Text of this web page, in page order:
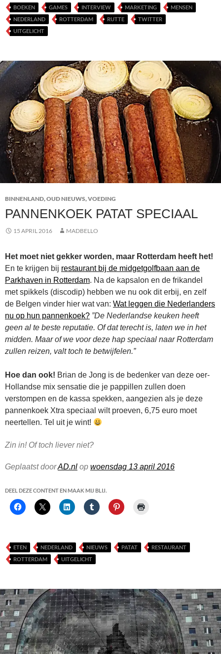
BOEKEN GAMES INTERVIEW MARKETING
MENSEN
NEDERLAND
ROTTERDAM RUTTE
TWITTER
UITGELICHT
BINNENLAND,OUD NIEUWS,VOEDING
PANNENKOEK PATAT SPECIAAL
15 APRIL 2016 MADBELLO
Het moet niet gekker worden, maar Rotterdam heeft het!
En te krijgen bij restaurant bij de midgetgolfbaan aan de
Parkhaven in Rotterdam. Na de kapsalon en de frikandel
met spikkels (discodip) hebben we nu ook dit erbij, en zelf
de Belgen vinder hier wat van: Wat leggen die Nederlanders
nu op hun pannenkoek? ”De Nederlandse keuken heeft
geen al te beste reputatie. Of dat terecht is, laten we in het
midden. Maar of we voor deze hap speciaal naar Rotterdam
zullen reizen, valt toch te betwijfelen.”
Hoe dan ook! Brian de Jong is de bedenker van deze oer-
Hollandse mix sensatie die je pappillen zullen doen
verstompen en de kassa spekken, aangezien als je deze
pannenkoek Xtra speciaal wilt proeven, 6,75 euro moet
neertellen. Tel uit je wint!
Zin in! Of toch liever niet?
Geplaatst doorAD.nl op woensdag 13 april 2016
DEEL DEZE CONTENT EN MAAK MIJ BLIJ.
ETEN NEDERLAND NIEUWS PATAT
RESTAURANT
ROTTERDAM
UITGELICHT